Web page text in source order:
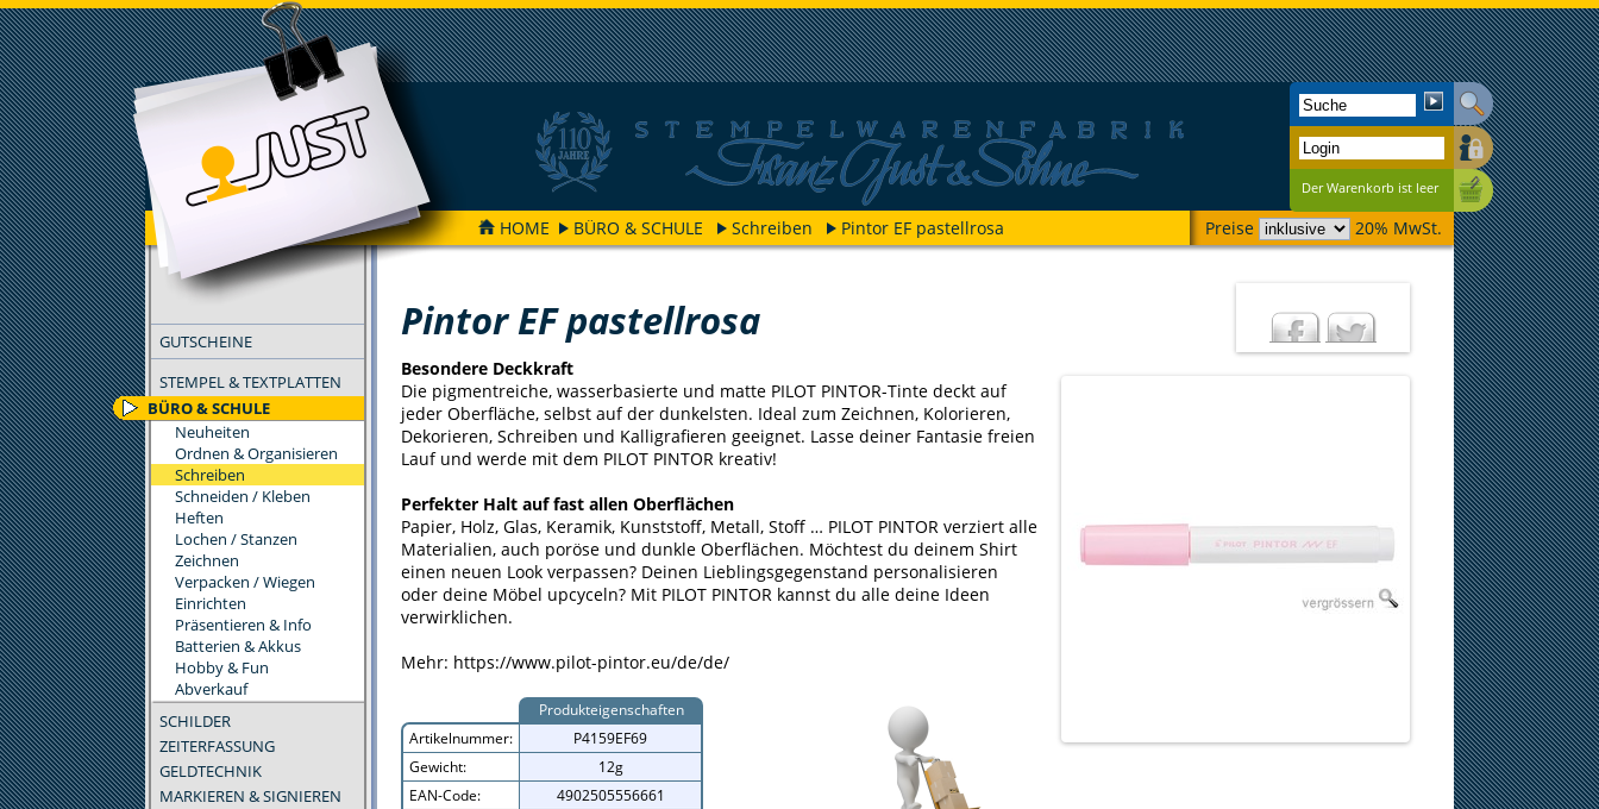
Der Warenkorb ist leer
Preise 20% MwSt.
HOME BÜRO & SCHULE Schreiben Pintor EF pastellrosa
GUTSCHEINE
STEMPEL & TEXTPLATTEN
BÜRO & SCHULE
Neuheiten
Ordnen & Organisieren
Schreiben
Schneiden / Kleben
Heften
Lochen / Stanzen
Zeichnen
Verpacken / Wiegen
Einrichten
Präsentieren & Info
Batterien & Akkus
Hobby & Fun
Abverkauf
SCHILDER
ZEITERFASSUNG
GELDTECHNIK
MARKIEREN & SIGNIEREN
FILTER
Pintor EF pastellrosa
Besondere Deckkraft
Die pigmentreiche, wasserbasierte und matte PILOT PINTOR-Tinte deckt auf
jeder Oberfläche, selbst auf der dunkelsten. Ideal zum Zeichnen, Kolorieren,
Dekorieren, Schreiben und Kalligrafieren geeignet. Lasse deiner Fantasie freien
Lauf und werde mit dem PILOT PINTOR kreativ!
Perfekter Halt auf fast allen Oberflächen
Papier, Holz, Glas, Keramik, Kunststoff, Metall, Stoff … PILOT PINTOR verziert alle
Materialien, auch poröse und dunkle Oberflächen. Möchtest du deinem Shirt
einen neuen Look verpassen? Deinen Lieblingsgegenstand personalisieren
oder deine Möbel upcyceln? Mit PILOT PINTOR kannst du alle deine Ideen
verwirklichen.
Mehr: https://www.pilot-pintor.eu/de/de/
Produkteigenschaften
Artikelnummer:
P4159EF69
Gewicht:
12g
EAN-Code:
4902505556661